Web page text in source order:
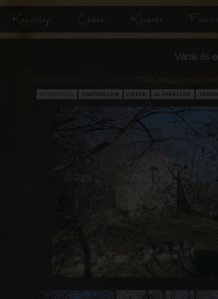
Kezdőlap Cikkek Keresés
Várak és
Tihany Magyarország
TÖRTÉNELEM FOTÓK ALAPRAJZOK